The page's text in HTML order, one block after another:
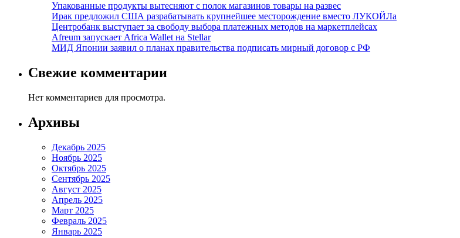
Упакованные продукты вытесняют с полок магазинов товары на развес
Ирак предложил США разрабатывать крупнейшее месторождение вместо ЛУКОЙЛа
Центробанк выступает за свободу выбора платежных методов на маркетплейсах
Afreum запускает Africa Wallet на Stellar
МИД Японии заявил о планах правительства подписать мирный договор с РФ
Свежие комментарии
Нет комментариев для просмотра.
Архивы
Декабрь 2025
Ноябрь 2025
Октябрь 2025
Сентябрь 2025
Август 2025
Апрель 2025
Март 2025
Февраль 2025
Январь 2025